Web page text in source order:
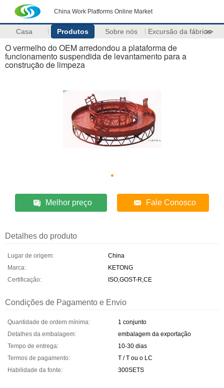
China Work Platforms Online Market
Casa Produtos Sobre nós Excursão da fábrica
>>
O vermelho do OEM arredondou a plataforma de
funcionamento suspendida de levantamento para a
construção de limpeza
Melhor preço Fale Conosco
Detalhes do produto
Lugar de origem:
China
Marca:
KETONG
Certificação:
ISO,GOST-R,CE
Condições de Pagamento e Envio
Quantidade de ordem mínima:
1 conjunto
Detalhes da embalagem:
embalagem da exportação
Tempo de entrega:
10-30 dias
Termos de pagamento:
T / T ou o LC
Habilidade da fonte:
300SETS